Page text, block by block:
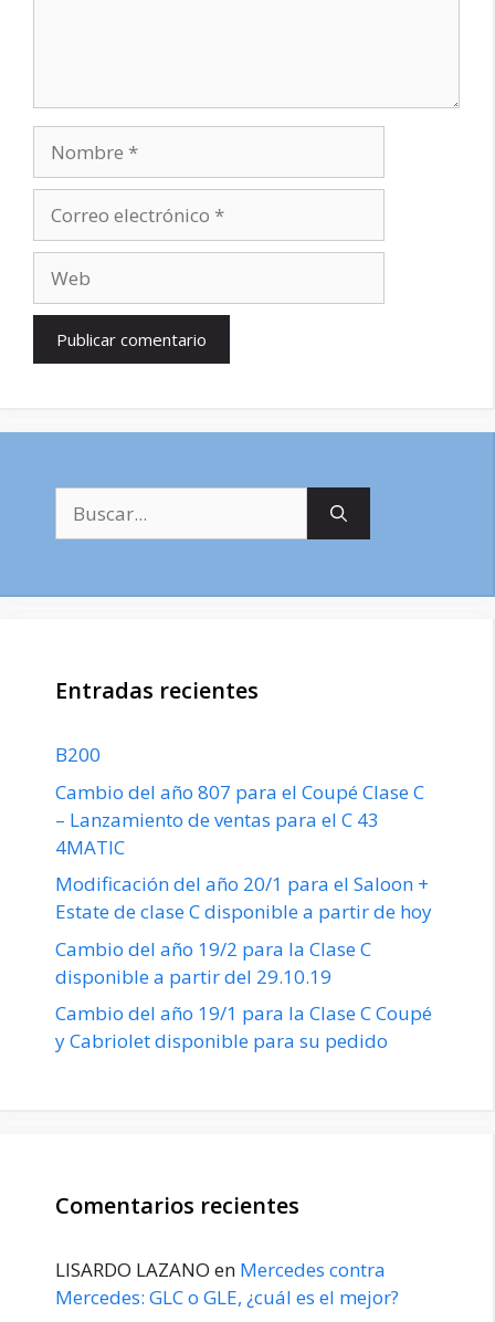
electrónico
Entradas recientes
B200
Cambio del año 807 para el Coupé Clase C
– Lanzamiento de ventas para el C 43
4MATIC
Modificación del año 20/1 para el Saloon +
Estate de clase C disponible a partir de hoy
Cambio del año 19/2 para la Clase C
disponible a partir del 29.10.19
Cambio del año 19/1 para la Clase C Coupé
y Cabriolet disponible para su pedido
Comentarios recientes
LISARDO LAZANO en Mercedes contra
Mercedes: GLC o GLE, ¿cuál es el mejor?